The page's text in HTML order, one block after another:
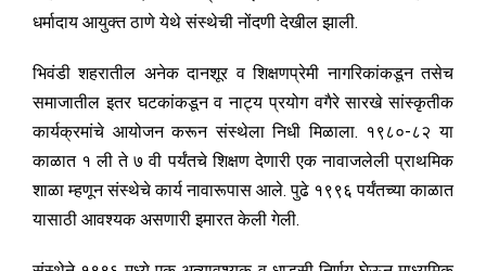
धर्मादाय आयुक्त ठाणे येथे संस्थेची नोंदणी देखील झाली.
भिवंडी शहरातील अनेक दानशूर व शिक्षणप्रेमी नागरिकांकडून तसेच
समाजातील इतर घटकांकडून व नाट्य प्रयोग वगैरे सारखे सांस्कृतीक
कार्यक्रमांचे आयोजन करून संस्थेला निधी मिळाला. १९८०-८२ या
काळात १ ली ते ७ वी पर्यंतचे शिक्षण देणारी एक नावाजलेली प्राथमिक
शाळा म्हणून संस्थेचे कार्य नावारूपास आले. पुढे १९९६ पर्यंतच्या काळात
यासाठी आवश्यक असणारी इमारत केली गेली.